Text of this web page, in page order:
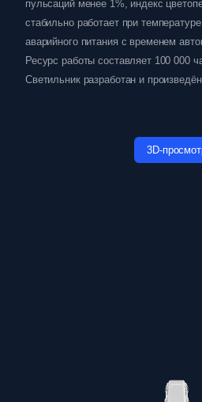
пульсаций менее 1%, индекс
стабильно работает при
аварийного питания с временем
Ресурс работы составляет 100 000
Светильник разработан и
3D-